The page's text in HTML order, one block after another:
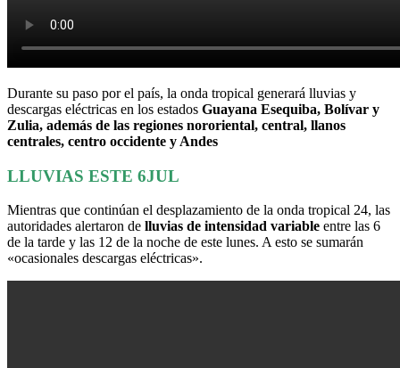
Durante su paso por el país, la onda tropical generará lluvias y
descargas eléctricas en los estados Guayana Esequiba, Bolívar y
Zulia, además de las regiones nororiental, central, llanos
centrales, centro occidente y Andes
LLUVIAS ESTE 6JUL
Mientras que continúan el desplazamiento de la onda tropical 24, las
autoridades alertaron de lluvias de intensidad variable entre las 6
de la tarde y las 12 de la noche de este lunes. A esto se sumarán
«ocasionales descargas eléctricas».